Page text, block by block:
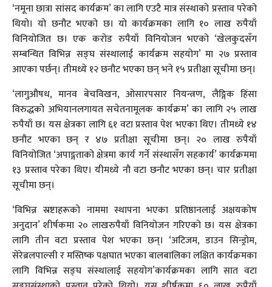
‘नमूना छात्रा सांसद कार्यक्रम’ का लागि एउटै मात्र संस्थाको प्रस्ताव परेको
थियो। यो छनौट भएको छ। यो कार्यक्रमका लागि १० लाख रुपैयाँ
विनियोजित छ। एक करोड रुपैयाँ विनियोजन भएको ‘खेलकुदसँग
सम्बन्धित विभिन्न सङ्घ संस्थालाई कार्यक्रम सहयोग’ मा २७ प्रस्ताव
आएका पर्छन्। तीमध्ये १२ छनौट भएका छन् भने १५ प्रतीक्षा सूचीमा छन्।
‘लागुऔषध, मानव बेचविखन, ओसारपसार नियन्त्रण, लैङ्गिक हिंसा
विरुद्धको अभियानलगायत सचेतनामूलक कार्यक्रम’ का लागि २५ लाख
रुपैयाँ छ। यस क्षेत्रका लागि ६१ वटा प्रस्ताव पेश भएका थिए। तीमध्ये १४
छनौट भएका छन् र ४७ प्रतीक्षा सूचीमा छन्। २० लाख रुपैयाँ
विनियोजित ‘अपाङ्गताको क्षेत्रमा कार्य गर्ने संस्थासँग सहकार्य’ कार्यक्रममा
१३ प्रस्ताव परेका थिए। यीमध्ये नौ वटा छनौट भएका छन्। चार प्रतीक्षा
सूचीमा छन्।
‘विभिन्न स्रष्टाहरूको नाममा स्थापना भएका प्रतिष्ठानलाई अक्षयकोष
अनुदान’ शीर्षकमा २० लाखरुपैयाँ विनियोजन गरिएको छ। यस क्षेत्रका
लागि तीन वटा प्रस्ताव पेश भएका छन्। ‘अटिजम, डाउन सिन्ड्रोम,
सेरेब्रलपाल्सी र मस्तिष्क पक्षघात भएका बालबालिका लक्षित कार्यक्रमका
लागि विभिन्न सङ्घ संस्थालाई सहयोग’कार्यक्रमका लागि सात वटा